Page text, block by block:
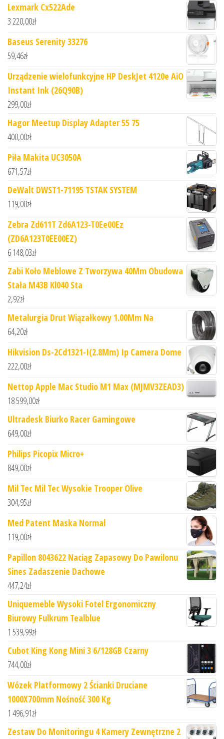
Lexmark Cx522Ade
3 220,00zł
Baseus Serenity 33276
59,46zł
Urządzenie wielofunkcyjne HP DeskJet 4120e AiO
Instant Ink (26Q90B)
299,00zł
Hagor Meetup Display Adapter 55 75
400,00zł
Piła Makita UC3050A
671,57zł
DeWalt DWST1-71195 TSTAK SYSTEM
119,00zł
Zebra Zd611T Zd6A123-T0Ee00Ez
(ZD6A123T0EE00EZ)
6 148,03zł
Zabi Koło Meblowe Z Tworzywa 40Mm Obudowa
Stała M43B Kl040 Sta
2,92zł
Metalurgia Drut Wiązałkowy 1.00Mm Na
64,20zł
Hikvision Ds-2Cd1321-I(2.8Mm) Ip Camera Dome
222,00zł
Nettop Apple Mac Studio M1 Max (MJMV3ZEAD3)
18 599,00zł
Ultradesk Biurko Racer Gamingowe
649,00zł
Philips Picopix Micro+
849,00zł
Mil Tec Mil Tec Wysokie Trooper Olive
304,95zł
Med Patent Maska Normal
119,00zł
Papillon 8043622 Naciąg Zapasowy Do Pawilonu
Sines Zadaszenie Dachowe
447,24zł
Uniquemeble Wysoki Fotel Ergonomiczny
Biurowy Fulkrum Tealblue
1 539,99zł
Cubot King Kong Mini 3 6/128GB Czarny
744,00zł
Wózek Platformowy 2 Ścianki Druciane
1000X700mm Nośność 300 Kg
1 496,91zł
Zestaw Do Monitoringu 4 Kamery Zewnętrzne 2